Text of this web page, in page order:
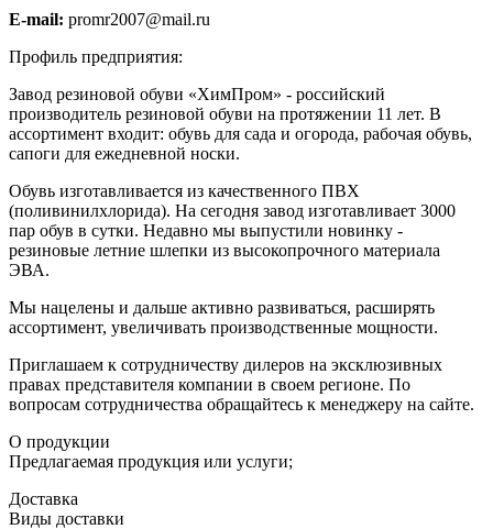
E-mail: promr2007@mail.ru
Профиль предприятия:
Завод резиновой обуви «ХимПром» - российский
производитель резиновой обуви на протяжении 11 лет. В
ассортимент входит: обувь для сада и огорода, рабочая обувь,
сапоги для ежедневной носки.
Обувь изготавливается из качественного ПВХ
(поливинилхлорида). На сегодня завод изготавливает 3000
пар обув в сутки. Недавно мы выпустили новинку -
резиновые летние шлепки из высокопрочного материала
ЭВА.
Мы нацелены и дальше активно развиваться, расширять
ассортимент, увеличивать производственные мощности.
Приглашаем к сотрудничеству дилеров на эксклюзивных
правах представителя компании в своем регионе. По
вопросам сотрудничества обращайтесь к менеджеру на сайте.
О продукции
Предлагаемая продукция или услуги;
Доставка
Виды доставки